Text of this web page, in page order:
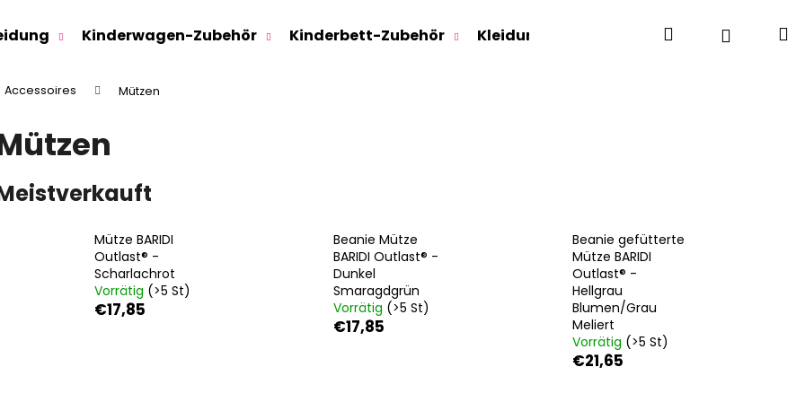
Kinderwagen-Zubehör Kinderbett-Zubehör Kleidung für Jugendliche Für
SuchenLogin
Accessoires Mützen
Mütze BARIDI
Outlast® -
Scharlachrot
Vorrätig (>5 St)
€17,85
Beanie Mütze
BARIDI Outlast® -
Dunkel
Smaragdgrün
Vorrätig (>5 St)
€17,85
Beanie gefütterte
Mütze BARIDI
Outlast® -
Hellgrau
Blumen/Grau
Meliert
Vorrätig (>5 St)
€21,65
Was suchen Sie?
Wir empfehlen